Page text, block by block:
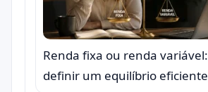
Renda fixa ou renda
definir um equilíbrio eficiente